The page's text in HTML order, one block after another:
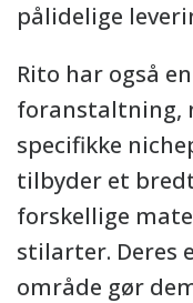
pålidelige
Rito har også
foranstaltning,
specifikke
tilbyder et
forskellige
stilarter. Deres
område gør